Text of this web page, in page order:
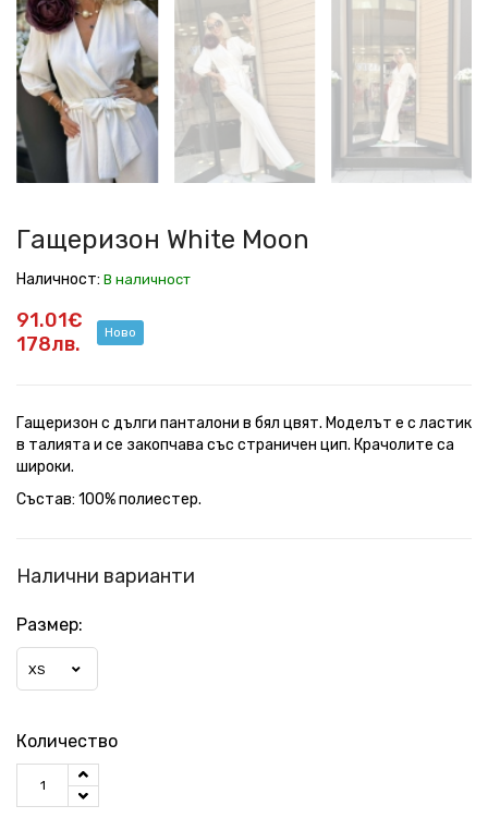
White
Moon
White
Moon
White
Moon
White
Moon
White
Moon
White
Moon
White
Moon
White
Moon
Гащеризон White Moon
Наличност: В наличност
91.01€
178лв.
Ново
Гащеризон с дълги панталони в бял цвят. Моделът е с ластик
в талията и се закопчава със страничен цип. Крачолите са
широки.
Състав: 100% полиестер.
Налични варианти
Размер:
XS
Количество